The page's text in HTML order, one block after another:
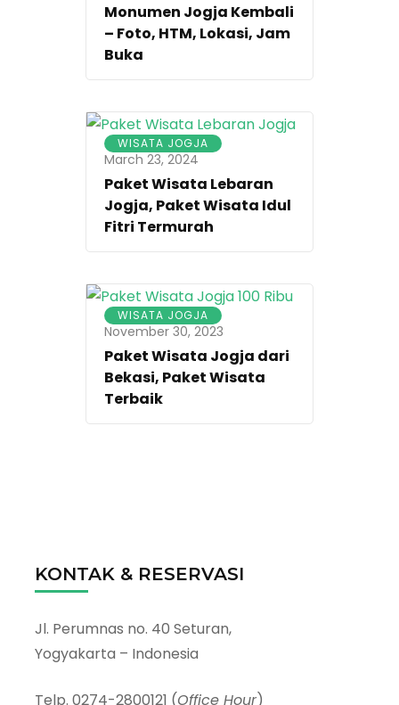
Monumen Jogja Kembali
– Foto, HTM, Lokasi, Jam
Buka
WISATA JOGJA
March 23, 2024
Paket Wisata Lebaran
Jogja, Paket Wisata Idul
Fitri Termurah
WISATA JOGJA
November 30, 2023
Paket Wisata Jogja dari
Bekasi, Paket Wisata
Terbaik
KONTAK & RESERVASI
Jl. Perumnas no. 40 Seturan,
Yogyakarta – Indonesia
Telp. 0274-2800121 (Office Hour)